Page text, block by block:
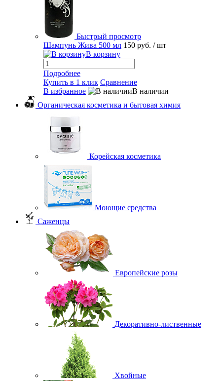
Быстрый просмотр
Шампунь Жива 500 мл 150 руб. / шт
В корзину
Подробнее
Купить в 1 клик Сравнение
В избранное
В наличии
Органическая косметика и бытовая химия
Корейская косметика
Моющие средства
Саженцы
Европейские розы
Декоративно-лиственные
Хвойные